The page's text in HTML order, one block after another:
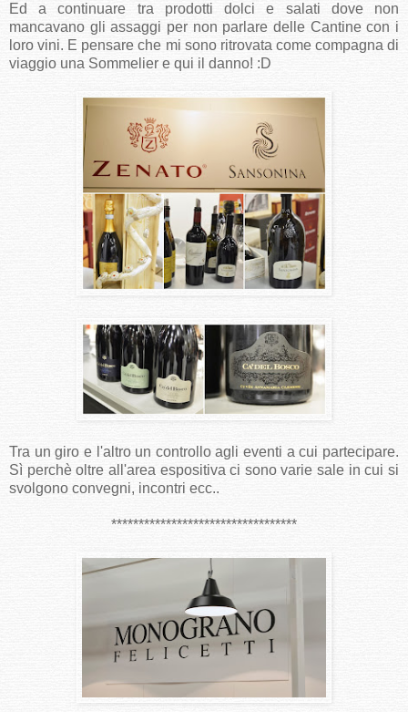
Ed a continuare tra prodotti dolci e salati dove non
mancavano gli assaggi per non parlare delle Cantine con i
loro vini. E pensare che mi sono ritrovata come compagna di
viaggio una Sommelier e qui il danno! :D
Tra un giro e l'altro un controllo agli eventi a cui partecipare.
Sì perchè oltre all'area espositiva ci sono varie sale in cui si
svolgono convegni, incontri ecc..
**********************************